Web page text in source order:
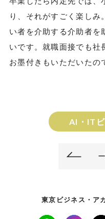
り、それがすごく楽し
い者を介助する介助者を
いです。就職面接でも社
お墨付きもいただいたの
AI・IT
東京ビジネス・ア